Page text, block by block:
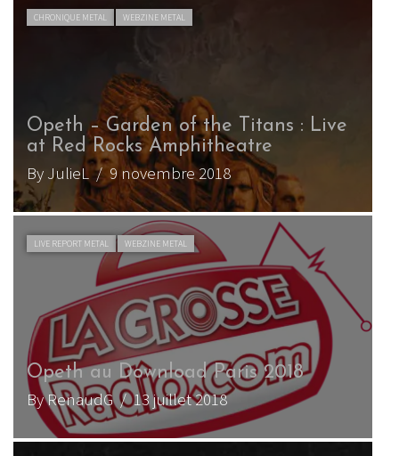
CHRONIQUE METAL WEBZINE METAL
Opeth – Garden of the Titans : Live
at Red Rocks Amphitheatre
By JulieL/ 9 novembre 2018
LIVE REPORT METAL WEBZINE METAL
Opeth au Download Paris 2018
By RenaudG/ 13 juillet 2018